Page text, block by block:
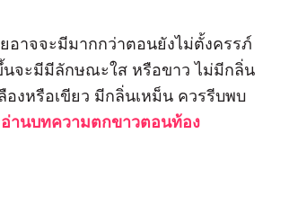
อาจจะมีมากกว่าตอนยังไม่ตั้งครรภ์
นจะมีมีลักษณะใส หรือขาว ไม่มีกลิ่น
งหรือเขียว มีกลิ่นเหม็น ควรรีบพบ
อ่านบทความตกขาวตอนท้อง